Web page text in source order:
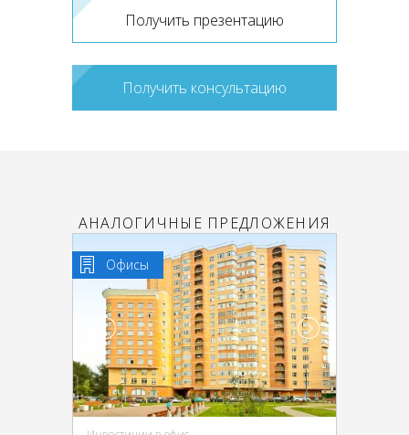
Получить презентацию
Получить консультацию
АНАЛОГИЧНЫЕ ПРЕДЛОЖЕНИЯ
Офисы